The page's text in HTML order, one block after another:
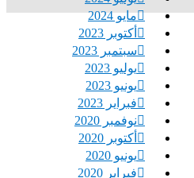
مايو 2024
أكتوبر 2023
سبتمبر 2023
يوليو 2023
يونيو 2023
فبراير 2023
نوفمبر 2020
أكتوبر 2020
يونيو 2020
فبراير 2020